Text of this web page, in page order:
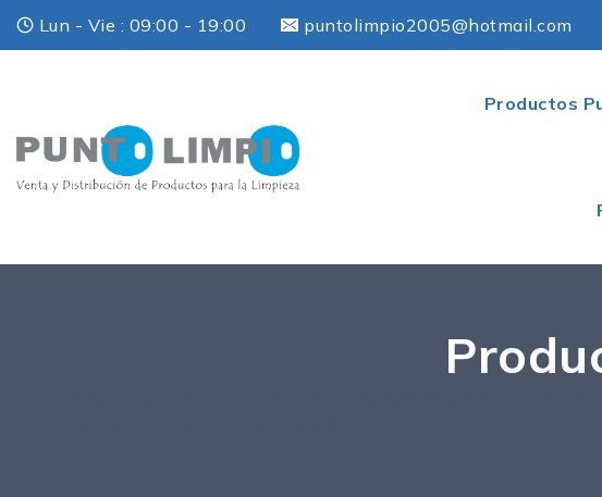
Lun - Vie : 09:00 - 19:00 puntolimpio2005@hotmail.com
Productos